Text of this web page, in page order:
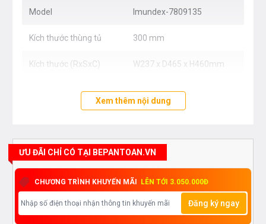
Model Imundex-7809135
Kích thước thùng tủ 300 mm
Kích thước (RxSxC) W237 x D465 x H460mm
Xem thêm nội dung
ƯU ĐÃI CHỈ CÓ TẠI BEPANTOAN.VN
CHƯƠNG TRÌNH KHUYẾN MÃI LÊN TỚI 3.050.000Đ
Đăng ký ngay